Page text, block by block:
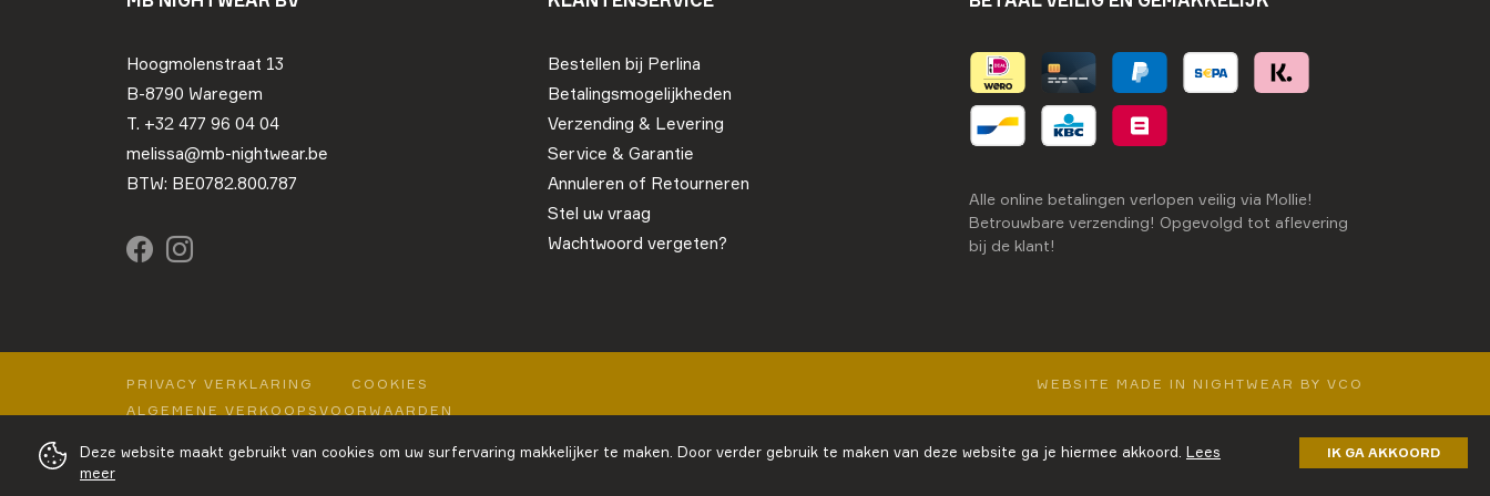
Hoogmolenstraat 13
B-8790 Waregem
T. +32 477 96 04 04
melissa@mb-nightwear.be
BTW: BE0782.800.787
Bestellen bij Perlina
Betalingsmogelijkheden
Verzending & Levering
Service & Garantie
Annuleren of Retourneren
Stel uw vraag
Wachtwoord vergeten?
Alle online betalingen verlopen veilig via Mollie!
Betrouwbare verzending! Opgevolgd tot aflevering
bij de klant!
PRIVACY VERKLARING
COOKIES
ALGEMENE VERKOOPSVOORWAARDEN
WEBSITE MADE IN NIGHTWEAR BY VCO
Deze website maakt gebruikt van cookies om uw surfervaring makkelijker te maken. Door verder gebruik te maken van deze website ga je hiermee akkoord. Lees
meer